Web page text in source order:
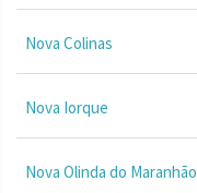
Nova Colinas
Nova Iorque
Nova Olinda do Maranhão